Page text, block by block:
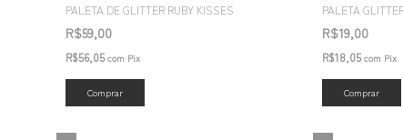
PALETA DE GLITTER RUBY KISSES
R$59,00
R$56,05com Pix
Comprar
PALETA
R$19,00
R$18,05com Pix
Comprar